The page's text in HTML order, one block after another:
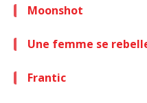
Moonshot
Une femme se
Frantic